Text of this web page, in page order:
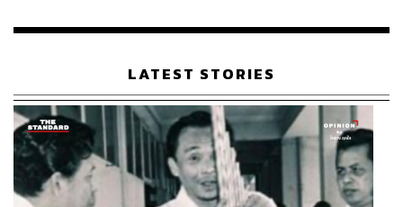
เรือนไทยที่ถูกซุกไว้
LATEST STORIES